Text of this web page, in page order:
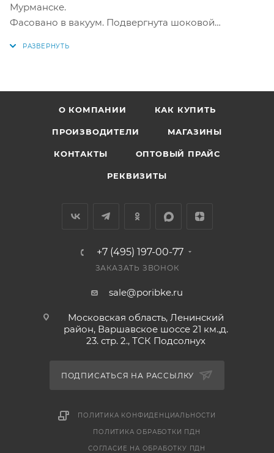
Мурманске.
Фасовано в вакуум. Подвергнута шоковой
Состав: рыба, вода (защитная оболочка).
Пищевая ценность на 100 г продукта: белки - 20 г;
жиры - 16 г; углеводы - менее 0,5 г.
Размораживать в холодильнике или при низких
Купить выгодно в интернет-магазине "По-Рыбке"
О КОМПАНИИ КАК КУПИТЬ
ПРОИЗВОДИТЕЛИ МАГАЗИНЫ
КОНТАКТЫ ОПТОВЫЙ ПРАЙС
РЕКВИЗИТЫ
+7 (495) 197-00-77
ЗАКАЗАТЬ ЗВОНОК
sale@poribke.ru
Московская область, Ленинский
район, Варшавское шоссе 21 км.,д.
23. стр. 2., ТСК Подсолнух
ПОДПИСАТЬСЯ НА РАССЫЛКУ
ПОЛИТИКА КОНФИДЕНЦИАЛЬНОСТИ
ПОЛИТИКА ОБРАБОТКИ ПДН
СОГЛАСИЕ НА ОБРАБОТКУ ПДН